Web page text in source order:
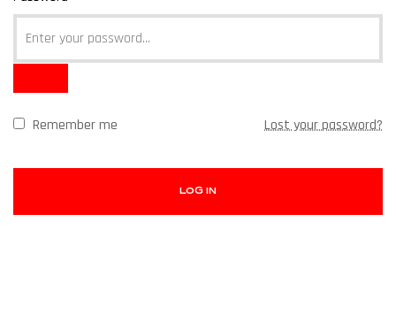
Remember me Lost your password?
LOG IN